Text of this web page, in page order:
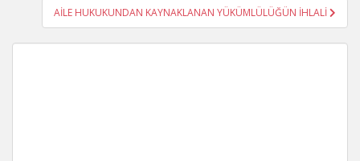
AİLE HUKUKUNDAN KAYNAKLANAN YÜKÜMLÜLÜĞÜN İHLALİ